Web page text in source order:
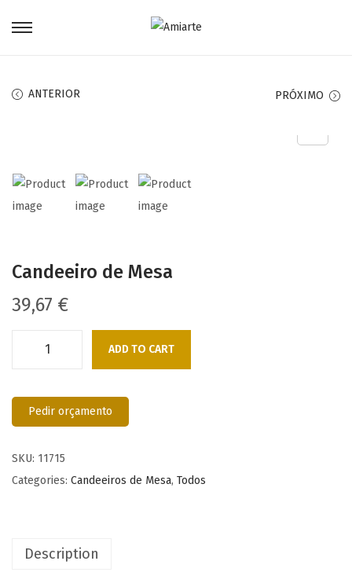
ANTERIOR PRÓXIMO
Candeeiro de Mesa
39,67 €
ADD TO CART
Pedir orçamento
SKU: 11715
Categories: Candeeiros de Mesa, Todos
Description